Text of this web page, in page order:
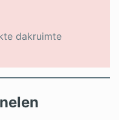
dakruimte